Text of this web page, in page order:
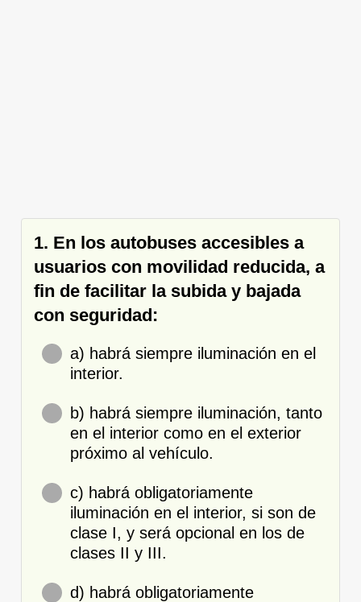
1. En los autobuses accesibles a
usuarios con movilidad reducida, a
fin de facilitar la subida y bajada
con seguridad:
a) habrá siempre iluminación en el
interior.
b) habrá siempre iluminación, tanto
en el interior como en el exterior
próximo al vehículo.
c) habrá obligatoriamente
iluminación en el interior, si son de
clase I, y será opcional en los de
clases II y III.
d) habrá obligatoriamente